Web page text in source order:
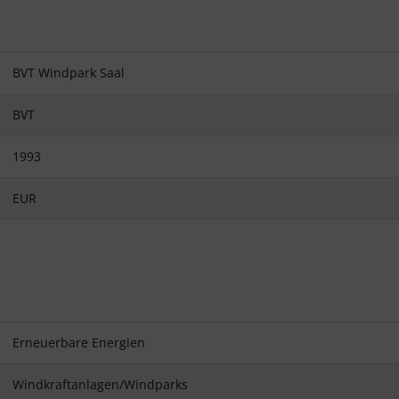
BVT Windpark Saal
BVT
1993
EUR
Erneuerbare Energien
Windkraftanlagen/Windparks